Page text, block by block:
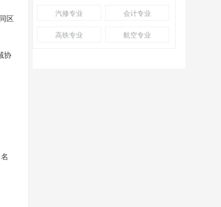
区
协
汽修专业 会计专业
高铁专业 航空专业